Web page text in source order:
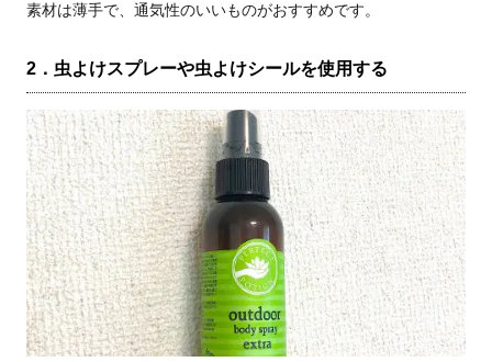
素材は薄手で、通気性のいいものがおすすめです。
2．虫よけスプレーや虫よけシールを使用する